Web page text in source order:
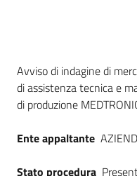
site
Seguici
Dati del bando
Avviso di indagine di
di assistenza tecnica e
di produzione
Ente appaltante
Stato procedura